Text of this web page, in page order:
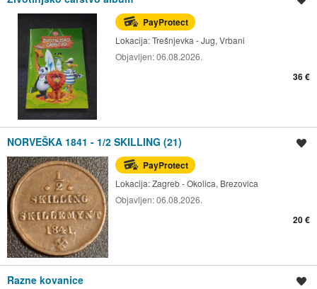
PayProtect
Lokacija:Trešnjevka - Jug, Vrbani
Objavljen:06.08.2026.
36 €
NORVEŠKA 1841 - 1/2 SKILLING (21)
PayProtect
Lokacija:Zagreb - Okolica, Brezovica
Objavljen:06.08.2026.
20 €
Razne kovanice